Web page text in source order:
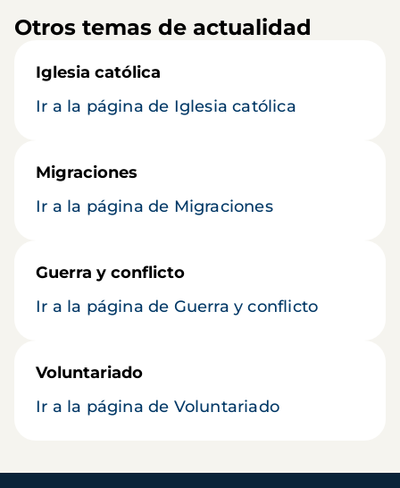
Otros temas de actualidad
Iglesia católica
Ir a la página de Iglesia católica
Migraciones
Ir a la página de Migraciones
Guerra y conflicto
Ir a la página de Guerra y conflicto
Voluntariado
Ir a la página de Voluntariado